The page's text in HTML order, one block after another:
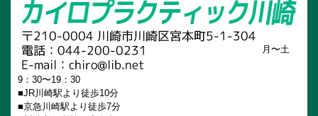
月〜土
9：30〜19：30
■JR川崎駅より徒歩10分
■京急川崎駅より徒歩7分